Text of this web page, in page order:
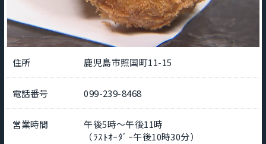
住所 鹿児島市照国町11-15
電話番号 099-239-8468
営業時間
午後5時～午後11時
（ﾗｽﾄｵｰﾀﾞｰ午後10時30分）